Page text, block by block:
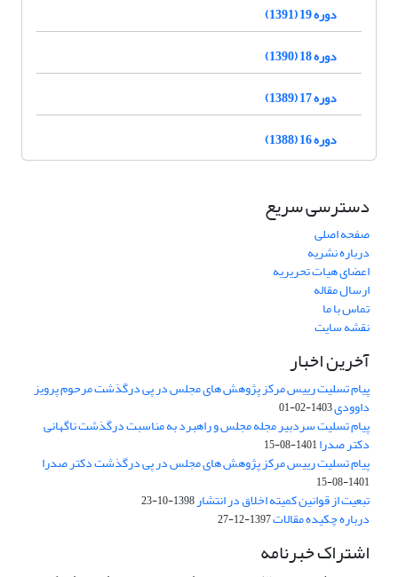
دوره 19 (1391)
دوره 18 (1390)
دوره 17 (1389)
دوره 16 (1388)
دسترسی سریع
صفحه اصلی
درباره نشریه
اعضای هیات تحریریه
ارسال مقاله
تماس با ما
نقشه سایت
آخرین اخبار
پیام تسلیت رییس مرکز پژوهش های مجلس در پی درگذشت مرحوم پرویز
داوودی1403-02-01
پیام تسلیت سردبیر مجله مجلس و راهبرد به مناسبت درگذشت ناگهانی
دکتر صدرا1401-08-15
پیام تسلیت رییس مرکز پژوهش های مجلس در پی درگذشت دکتر صدرا
1401-08-15
تبعیت از قوانین کمیته اخلاق در انتشار1398-10-23
درباره چکیده مقالات1397-12-27
اشتراک خبرنامه